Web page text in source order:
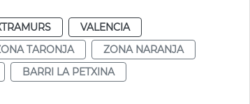
VALENCIA
TARONJA
ZONA NARANJA
BARRI LA PETXINA